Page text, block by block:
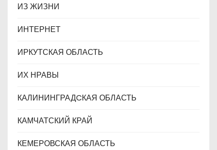
ИЗ ЖИЗНИ
ИНТЕРНЕТ
ИРКУТСКАЯ ОБЛАСТЬ
ИХ НРАВЫ
КАЛИНИНГРАДCКАЯ ОБЛАСТЬ
КАМЧАТСКИЙ КРАЙ
КЕМЕРОВСКАЯ ОБЛАСТЬ